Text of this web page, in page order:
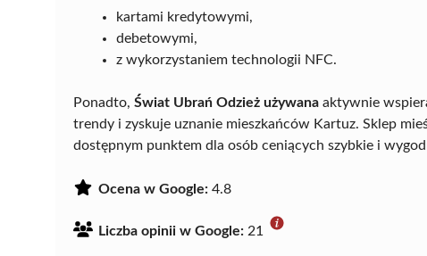
kartami kredytowymi,
debetowymi,
z wykorzystaniem technologii NFC.
Ponadto, Świat Ubrań Odzież używana aktywnie
trendy i zyskuje uznanie mieszkańców Kartuz. Sklep
dostępnym punktem dla osób ceniących szybkie i
Ocena w Google: 4.8
Liczba opinii w Google: 21